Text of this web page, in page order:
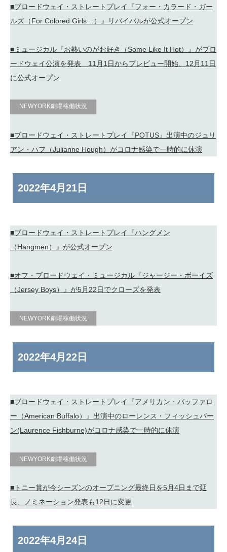
■ブロードウェイ・ストレートプレイ『フォー・カラード・ガー
ルズ（For Colored Girls…）』リバイバルが公式オープン
■ミュージカル『お熱いのがお好き（Some Like It Hot）』がブロ
ードウェイ公演を発表 11月1日からプレビュー開始、12月11日
に公式オープン
NEWYORK劇場稼働状況
■ブロードウェイ・ストレートプレイ『POTUS』出演中のジュリ
アン・ハフ（Julianne Hough）がコロナ感染で一時的に休演
2022年4月21日
■ブロードウェイ・ストレートプレイ『ハングメン
（Hangmen）』が公式オープン
■オフ・ブロードウェイ・ミュージカル『ジャージー・ボーイズ
（Jersey Boys）』が5月22日でクローズを発表
NEWYORK劇場稼働状況
2022年4月22日
■ブロードウェイ・ストレートプレイ『アメリカン・バッファロ
ー（American Buffalo）』出演中のローレンス・フィッシュバー
ン(Laurence Fishburne)がコロナ感染で一時的に休演
NEWYORK劇場稼働状況
■トニー賞が今シーズンのオープニング最終日を5月4日まで延
長、ノミネーション発表も12日に変更
2022年4月24日